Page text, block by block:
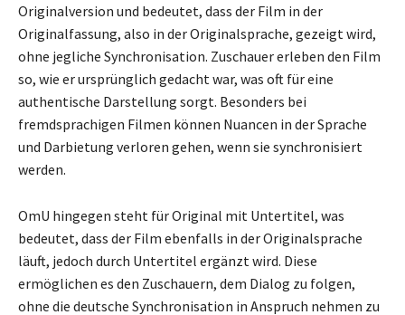
Originalversion und bedeutet, dass der Film in der
Originalfassung, also in der Originalsprache, gezeigt wird,
ohne jegliche Synchronisation. Zuschauer erleben den Film
so, wie er ursprünglich gedacht war, was oft für eine
authentische Darstellung sorgt. Besonders bei
fremdsprachigen Filmen können Nuancen in der Sprache
und Darbietung verloren gehen, wenn sie synchronisiert
werden.
OmU hingegen steht für Original mit Untertitel, was
bedeutet, dass der Film ebenfalls in der Originalsprache
läuft, jedoch durch Untertitel ergänzt wird. Diese
ermöglichen es den Zuschauern, dem Dialog zu folgen,
ohne die deutsche Synchronisation in Anspruch nehmen zu